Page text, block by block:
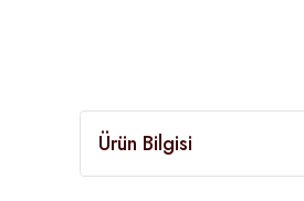
Ürün Bilgisi